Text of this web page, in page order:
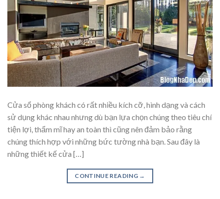
Cửa sổ phòng khách có rất nhiều kích cỡ, hình dạng và cách
sử dụng khác nhau nhưng dù bạn lựa chọn chúng theo tiêu chí
tiện lợi, thẩm mĩ hay an toàn thì cũng nên đảm bảo rằng
chúng thích hợp với những bức tường nhà bạn. Sau đây là
những thiết kế cửa […]
CONTINUE READING →